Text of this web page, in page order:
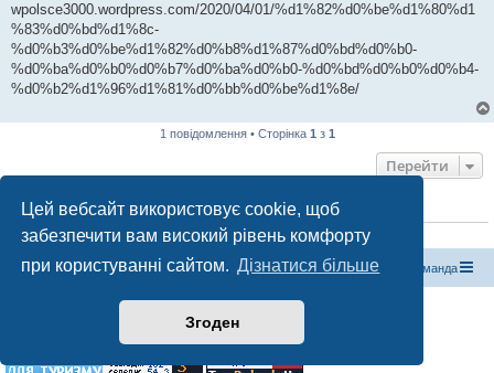
Цей вебсайт використовує cookie, щоб
забезпечити вам високий рівень комфорту
при користуванні сайтом. Дізнатися більше
Згоден
wpolsce3000.wordpress.com/2020/04/01/%d1%82%d0%be%d1%80%d1
%83%d0%bd%d1%8c-
%d0%b3%d0%be%d1%82%d0%b8%d1%87%d0%bd%d0%b0-
%d0%ba%d0%b0%d0%b7%d0%ba%d0%b0-%d0%bd%d0%b0%d0%b4-
%d0%b2%d1%96%d1%81%d0%bb%d0%be%d1%8e/
1 повідомлення • Сторінка 1 з 1
Перейти
ХТО ЗАРАЗ ОНЛАЙН
Зараз переглядають цей форум:ClaudeBot [бот ШІ]і 1 гість
Магазин спорядження Туристичний форум «Рюкзак» Команда
Працює на phpBB® Forum Software © phpBB Limited
Конфіденційність